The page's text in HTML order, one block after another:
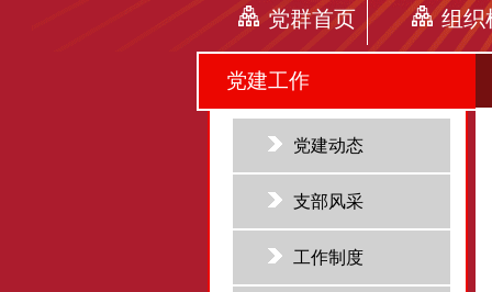
党群首页 组织
党建工作
党建动态
支部风采
工作制度